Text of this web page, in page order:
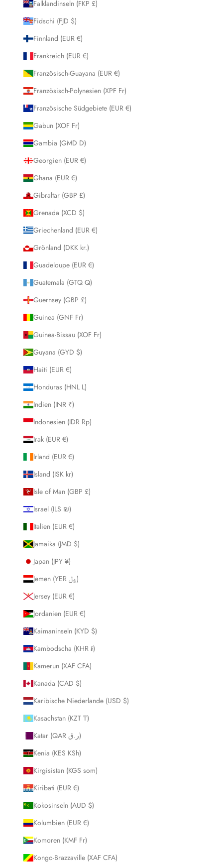
Falklandinseln (FKP £)
Fidschi (FJD $)
Finnland (EUR €)
Frankreich (EUR €)
Französisch-Guayana (EUR €)
Französisch-Polynesien (XPF Fr)
Französische Südgebiete (EUR €)
Gabun (XOF Fr)
Gambia (GMD D)
Georgien (EUR €)
Ghana (EUR €)
Gibraltar (GBP £)
Grenada (XCD $)
Griechenland (EUR €)
Grönland (DKK kr.)
Guadeloupe (EUR €)
Guatemala (GTQ Q)
Guernsey (GBP £)
Guinea (GNF Fr)
Guinea-Bissau (XOF Fr)
Guyana (GYD $)
Haiti (EUR €)
Honduras (HNL L)
Indien (INR ₹)
Indonesien (IDR Rp)
Irak (EUR €)
Irland (EUR €)
Island (ISK kr)
Isle of Man (GBP £)
Israel (ILS ₪)
Italien (EUR €)
Jamaika (JMD $)
Japan (JPY ¥)
Jemen (YER ﷼)
Jersey (EUR €)
Jordanien (EUR €)
Kaimaninseln (KYD $)
Kambodscha (KHR ៛)
Kamerun (XAF CFA)
Kanada (CAD $)
Karibische Niederlande (USD $)
Kasachstan (KZT ₸)
Katar (QAR ر.ق)
Kenia (KES KSh)
Kirgisistan (KGS som)
Kiribati (EUR €)
Kokosinseln (AUD $)
Kolumbien (EUR €)
Komoren (KMF Fr)
Kongo-Brazzaville (XAF CFA)